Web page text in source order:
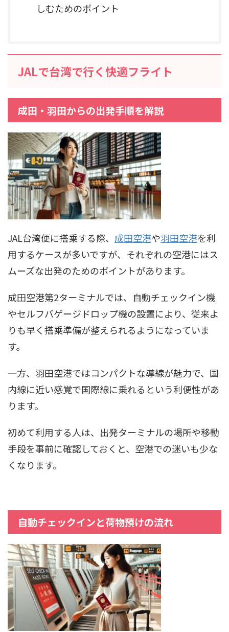
しむためのポイント
JALで台湾で行く快適フライト
成田・羽田からの出発手順を解説
JAL台湾便に搭乗する際、 成田空港や羽田空港を利
用するケースが多いですが、それぞれの空港にはス
ムーズな出発のためのポイントがあります。
成田空港第2ターミナルでは、自動チェックイン機
やセルフバゲージドロップ機の設置により、従来よ
りも早く搭乗準備が整えられるようになっていま
す。
一方、羽田空港ではコンパクトな導線が魅力で、国
内線に近い感覚で国際線に乗れるという利便性があ
ります。
初めて利用する人は、出発ターミナルの場所や移動
手段を事前に確認しておくと、空港での迷いも少な
くなります。
自動チェックインと荷物預けの流れ